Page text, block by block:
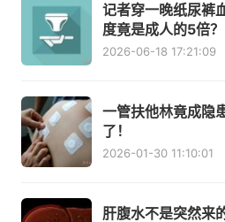
记者穿一晚纸尿裤
度竟是成人的5倍？
2026-06-18 17:21:09
一管扶他林竟成隐
了！
2026-01-30 11:10:01
肝腹水不是突然来